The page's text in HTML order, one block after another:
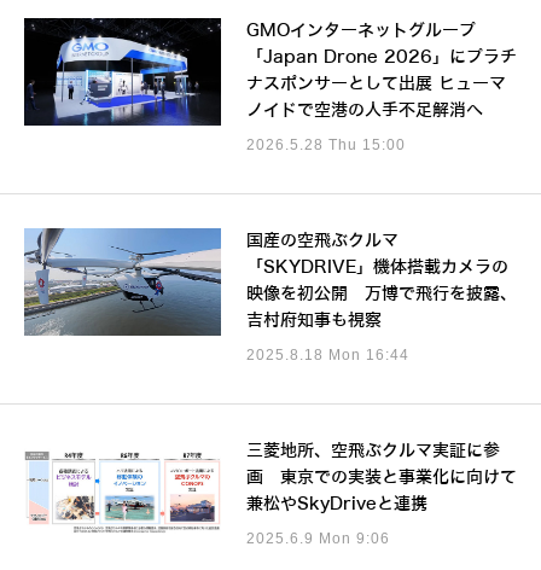
GMOインターネットグループ
「Japan Drone 2026」にプラチ
ナスポンサーとして出展 ヒューマ
ノイドで空港の人手不足解消へ
2026.5.28 Thu 15:00
国産の空飛ぶクルマ
「SKYDRIVE」機体搭載カメラの
映像を初公開 万博で飛行を披露、
吉村府知事も視察
2025.8.18 Mon 16:44
三菱地所、空飛ぶクルマ実証に参
画 東京での実装と事業化に向けて
兼松やSkyDriveと連携
2025.6.9 Mon 9:06